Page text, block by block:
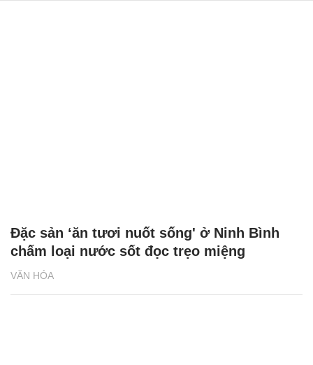
VĂN HÓA
Đặc sản ‘ăn tươi nuốt sống' ở Ninh Bình
chấm loại nước sốt đọc trẹo miệng